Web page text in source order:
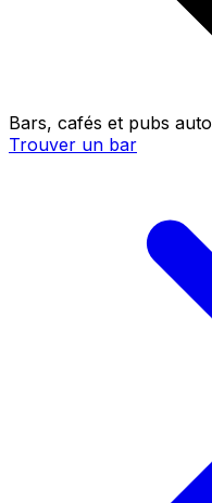
Bars, cafés et pubs
Trouver un bar